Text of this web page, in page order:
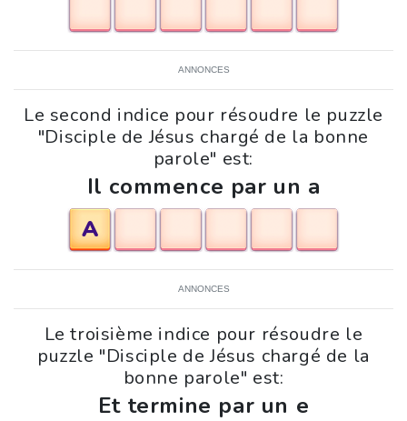
ANNONCES
Le second indice pour résoudre le puzzle
"Disciple de Jésus chargé de la bonne
parole" est:
Il commence par un a
A
ANNONCES
Le troisième indice pour résoudre le
puzzle "Disciple de Jésus chargé de la
bonne parole" est:
Et termine par un e